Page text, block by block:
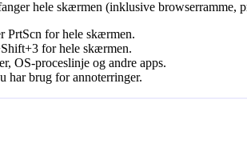
hele skærmen (inklusive browserramme,
PrtScn for hele skærmen.
for hele skærmen.
OS-proceslinje og andre apps.
har brug for annoterringer.